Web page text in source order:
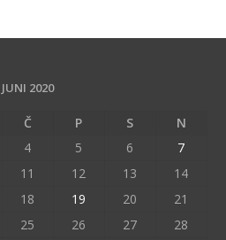
JUNI 2020
Č P S
N
4 5 6
7
11 12 13
14
18 19 20
21
25 26 27
28